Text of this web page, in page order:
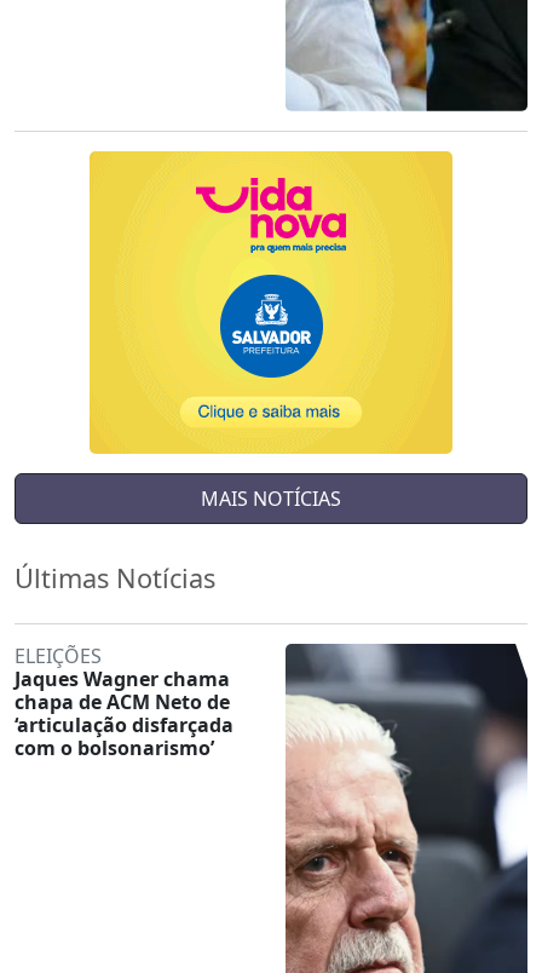
MAIS NOTÍCIAS
Últimas Notícias
ELEIÇÕES
Jaques Wagner chama
chapa de ACM Neto de
‘articulação disfarçada
com o bolsonarismo’